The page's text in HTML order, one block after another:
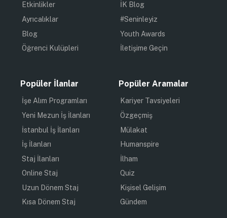
Etkinlikler
Ayrıcalıklar
Blog
Öğrenci Kulüpleri
İK Blog
#Seninleyiz
Youth Awards
İletişime Geçin
Popüler İlanlar
İşe Alım Programları
Yeni Mezun İş İlanları
İstanbul İş İlanları
İş İlanları
Staj İlanları
Online Staj
Uzun Dönem Staj
Kısa Dönem Staj
Popüler Aramalar
Kariyer Tavsiyeleri
Özgeçmiş
Mülakat
Humanspire
İlham
Quiz
Kişisel Gelişim
Gündem